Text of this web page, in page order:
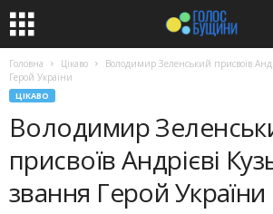
Головна Цікаво
Володимир Зеленський присвоїв
Герой України
ЦІКАВО
Володимир
присвоїв Андрієві
звання Герой України